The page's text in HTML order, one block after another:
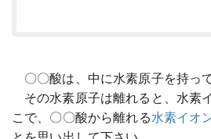
〇〇酸は、中に水素原子を持っ
その水素原子は離れると、水素
こで、〇〇酸から離れる水素イオ